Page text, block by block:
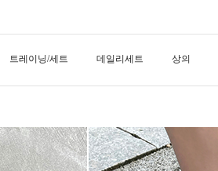
트레이닝/세트 데일리세트 상의